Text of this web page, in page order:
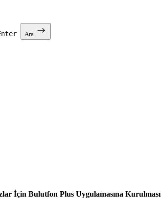
Ara
İçin Bulutfon Plus Uygulamasına Kurulması